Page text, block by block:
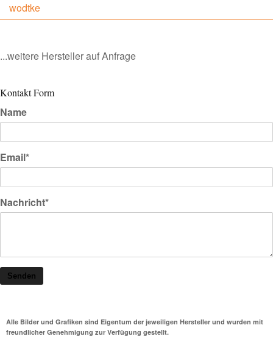
wodtke
...weitere Hersteller auf Anfrage
Kontakt Form
Name
Email*
Nachricht*
Senden
Alle Bilder und Grafiken sind Eigentum der jeweiligen Hersteller und wurden mit
freundlicher Genehmigung zur Verfügung gestellt.